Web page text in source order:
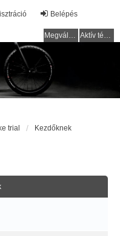
Belépés
Megválaszolatlan témák Aktív témák
trial Kezdőknek